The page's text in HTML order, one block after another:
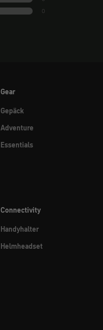
0
Gear
Gepäck
Adventure
Essentials
Connectivity
Handyhalter
Helmheadset